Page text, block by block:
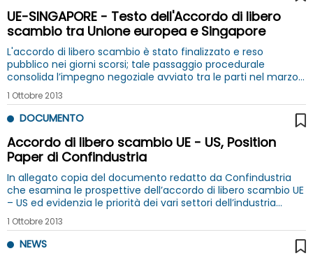
UE-SINGAPORE - Testo dell'Accordo di libero
scambio tra Unione europea e Singapore
L'accordo di libero scambio è stato finalizzato e reso
pubblico nei giorni scorsi; tale passaggio procedurale
consolida l’impegno negoziale avviato tra le parti nel marzo
2010 e completato nel dicembre 2012
1 Ottobre 2013
DOCUMENTO
Accordo di libero scambio UE - US, Position
Paper di Confindustria
In allegato copia del documento redatto da Confindustria
che esamina le prospettive dell’accordo di libero scambio UE
– US ed evidenzia le priorità dei vari settori dell’industria
italiana al riguardo
1 Ottobre 2013
NEWS